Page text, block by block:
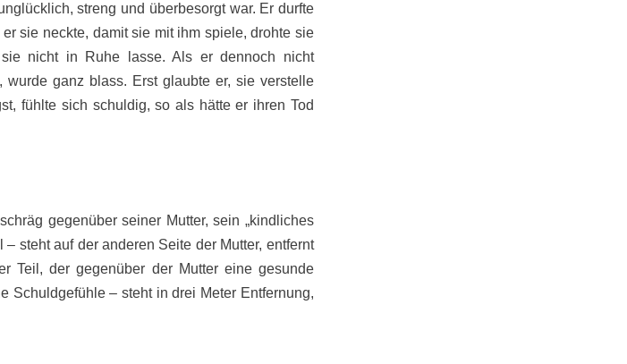
streng und überbesorgt war. Er durfte
sie neckte, damit sie mit ihm spiele, drohte sie
nicht in Ruhe lasse. Als er dennoch nicht
ganz blass. Erst glaubte er, sie verstelle
fühlte sich schuldig, so als hätte er ihren Tod
gegenüber seiner Mutter, sein „kindliches
steht auf der anderen Seite der Mutter, entfernt
Teil, der gegenüber der Mutter eine gesunde
Schuldgefühle – steht in drei Meter Entfernung,